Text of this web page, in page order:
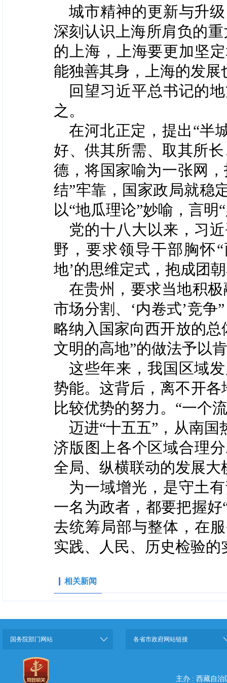
城市精神的更新与升
深刻认识上海所肩负的
的上海，上海要更加坚
能独善其身，上海的发展
回望习近平总书记的
之。
在河北正定，提出“半
好、供其所需、取其所
德，将国家喻为一张网
结”牢靠，国家政局就稳
以“地瓜理论”妙喻，言
党的十八大以来，习
野，要求领导干部胸怀
地’的思维定式，抱成团
在贵州，要求当地积
市场分割、‘内卷式’竞
略纳入国家向西开放的
文明的高地”的做法予以
这些年来，我国区域
势能。这背后，离不开
比较优势的努力。“一个
迈进“十五五”，从南
济版图上各个区域合理
全局、纵横联动的发展大
为一域增光，是守土
一名为政者，都要把握好
去统筹局部与整体，在
实践、人民、历史检验的
相关新闻
国务院部门网站 各省市政府网站链接
主办 : 西藏自治